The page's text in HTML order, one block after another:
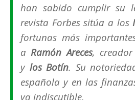
han sabido cumplir su
revista Forbes sitúa a los
fortunas más
a Ramón Areces,
y los Botín. Su
española y en las
ya indiscutible.